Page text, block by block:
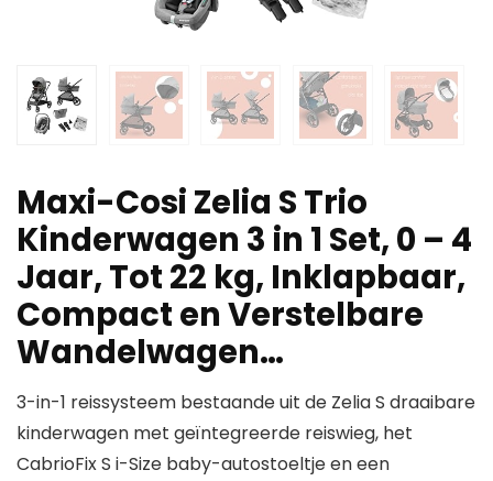
Maxi-Cosi Zelia S Trio
Kinderwagen 3 in 1 Set, 0 – 4
Jaar, Tot 22 kg, Inklapbaar,
Compact en Verstelbare
Wandelwagen…
3-in-1 reissysteem bestaande uit de Zelia S draaibare
kinderwagen met geïntegreerde reiswieg, het
CabrioFix S i-Size baby-autostoeltje en een